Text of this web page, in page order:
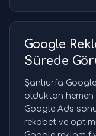
Google
Sürede
Şanlıurfa
olduktan
Google Ads
rekabet ve